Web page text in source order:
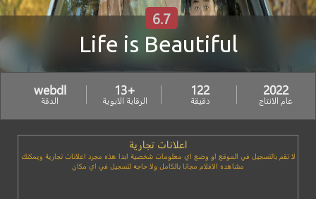
Life is Beautiful
6.7
2022
عام الانتاج
122
دقيقة
+13
الرقابة الابوية
webdl
الدقة
اعلانات تجارية
لا تقم بالتسجيل في الموقع او وضع اي معلومات شخصية ابدا هذه مجرد اعلانات تجارية ويمكنك
مشاهده الافلام مجانا بالكامل ولا حاجه لتسجيل في اي مكان